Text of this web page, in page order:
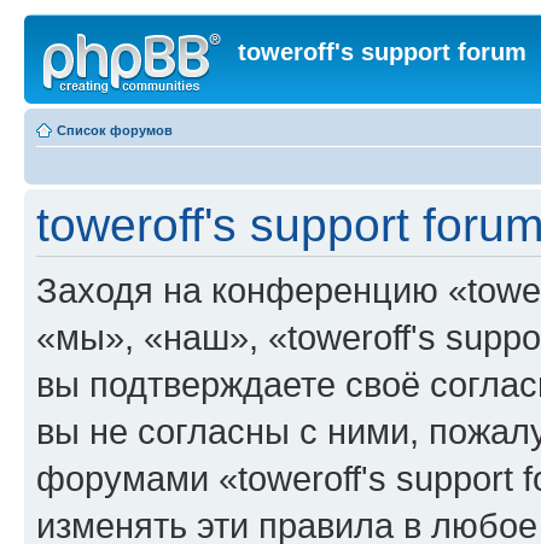
toweroff's support forum
Список форумов
toweroff's support
Заходя на конференцию
«мы», «наш», «toweroff's
вы подтверждаете своё
вы не согласны с ними,
форумами «toweroff's support
изменять эти правила в